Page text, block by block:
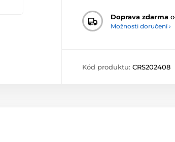
Doprava zdarma
Možnosti doručení ›
Kód produktu: CRS202408